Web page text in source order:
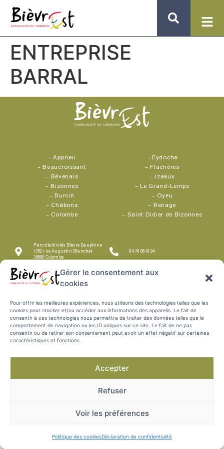
Gérer le consentement aux
cookies
Pour offrir les meilleures expériences, nous utilisons des technologies telles que les
cookies pour stocker et/ou accéder aux informations des appareils. Le fait de
consentir à ces technologies nous permettra de traiter des données telles que le
comportement de navigation ou les ID uniques sur ce site. Le fait de ne pas
consentir ou de retirer son consentement peut avoir un effet négatif sur certaines
caractéristiques et fonctions.
Accepter
Refuser
Voir les préférences
Politique des cookiesDéclaration de confidentialité
ENTREPRISE
BARRAL
–Apprieu
– Beaucroissant
– Bévenais
– Bizonnes
– Burcin
– Châbons
– Colombe
– Eydoche
– Flachères
–
Izeaux
– Le Grand-Lemps
– Oyeu
– Renage
– Saint Didier de Bizonnes
Parc d’activités Bièvre Dauphine
1352 rue Augustin Blanchet
38690 Colombe
04 76 06 10 94
MENTIONS
LÉGALES
POLITIQUE DES
COOKIES